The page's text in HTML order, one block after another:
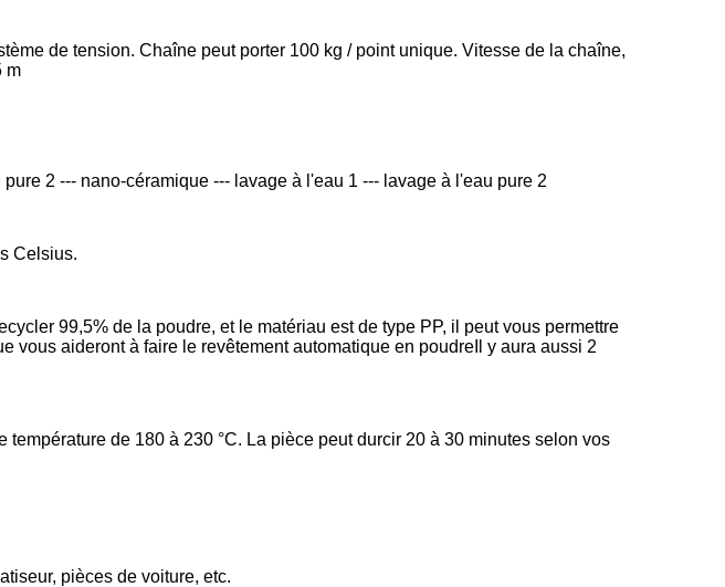
de tension. Chaîne peut porter 100 kg / point unique. Vitesse de la chaîne,
m
2 --- nano-céramique --- lavage à l'eau 1 --- lavage à l'eau pure 2
Celsius.
99,5% de la poudre, et le matériau est de type PP, il peut vous permettre
vous aideront à faire le revêtement automatique en poudreIl y aura aussi 2
température de 180 à 230 °C. La pièce peut durcir 20 à 30 minutes selon vos
pièces de voiture, etc.